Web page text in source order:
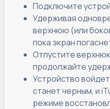
Подключите
Удерживая
верхнюю (или
пока экран
Отпустите
продолжайте
Устройство
станет черным, и
режиме